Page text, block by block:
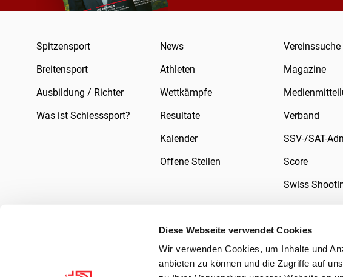
Diese Webseite verwendet Cookies
Wir verwenden Cookies, um Inhalte und
anbieten zu können und die Zugriffe auf
Spitzensport
Breitensport
Ausbildung / Richter
Was ist Schiesssport?
News
Athleten
Wettkämpfe
Resultate
Kalender
Offene Stellen
Vereinssuche
Magazine
Verband
SSV-/SAT-
Score
Swiss
Datenschutzerklärung